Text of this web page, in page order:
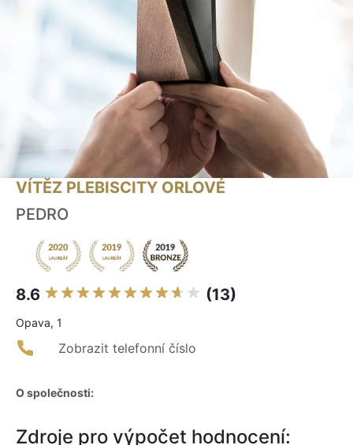
VÍTĚZ PLEBISCITY ORLOVÉ
PEDRO
8.6 (13)
Opava, 1
Zobrazit telefonní číslo
O společnosti:
Zdroje pro výpočet hodnocení: